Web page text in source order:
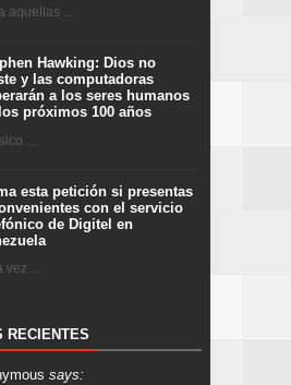
aquellas ...
Hawking: Dios no
y las computadoras
a los seres humanos
próximos 100 años
...
esta petición si presentas
con el servicio
de Digitel en
vez ...
RECIENTES
says: